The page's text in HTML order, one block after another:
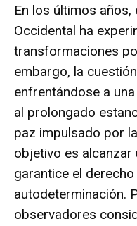
En los últimos
Occidental ha
transformaciones
embargo, la
enfrentándose a
al prolongado
paz impulsado por
objetivo es alcanzar
garantice el
autodeterminación.
observadores